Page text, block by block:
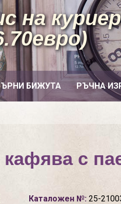
БИЖУТА РЪЧНА
с
Каталожен №:25-